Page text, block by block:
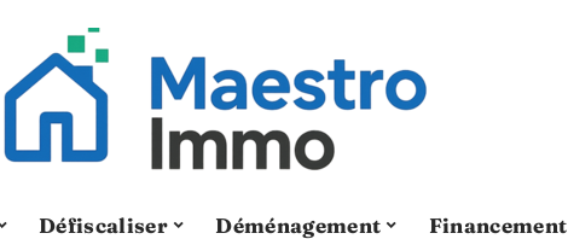
Défiscaliser Déménagement Financement